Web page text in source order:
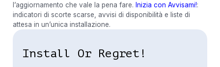
l’aggiornamento che vale la pena fare. Inizia con Avvisami!:
indicatori di scorte scarse, avvisi di disponibilità e liste di
attesa in un’unica installazione.
Install Or Regret!